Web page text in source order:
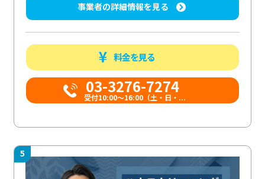
事業者の詳細情報を見る
料金を見る
03-3276-7274
受付10:00〜16:00（土・日・...
5